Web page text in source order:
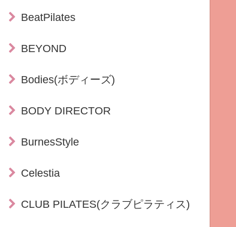
BeatPilates
BEYOND
Bodies(ボディーズ)
BODY DIRECTOR
BurnesStyle
Celestia
CLUB PILATES(クラブピラティス)